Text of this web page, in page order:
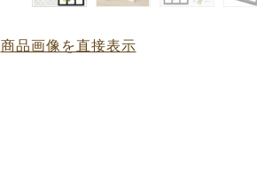
商品画像を直接表示